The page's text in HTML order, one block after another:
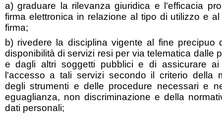
a) graduare la rilevanza giuridica e l'efficacia
firma elettronica in relazione al tipo di utilizzo e
firma;
b) rivedere la disciplina vigente al fine precipuo
disponibilità di servizi resi per via telematica dalle
e dagli altri soggetti pubblici e di assicurare
l'accesso a tali servizi secondo il criterio della
degli strumenti e delle procedure necessari e
eguaglianza, non discriminazione e della
dati personali;